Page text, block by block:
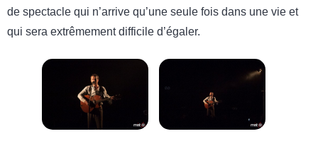
de spectacle qui n’arrive qu’une seule fois dans une vie et
qui sera extrêmement difficile d’égaler.